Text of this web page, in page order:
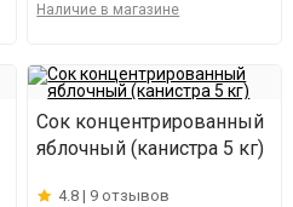
Наличие в магазине
Сок концентрированный
яблочный (канистра 5 кг)
4.8 | 9 отзывов